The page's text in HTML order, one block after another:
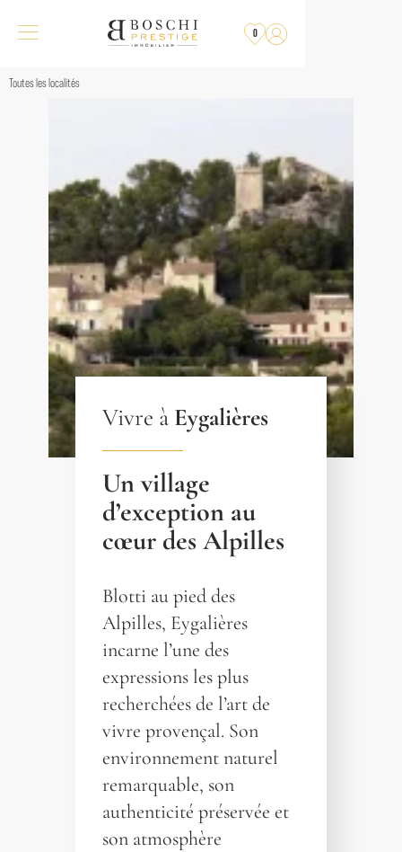
0
Toutes les localités
Vivre à Eygalières
Un village
d’exception au
cœur des Alpilles
Blotti au pied des
Alpilles, Eygalières
incarne l’une des
expressions les plus
recherchées de l’art de
vivre provençal. Son
environnement naturel
remarquable, son
authenticité préservée et
son atmosphère